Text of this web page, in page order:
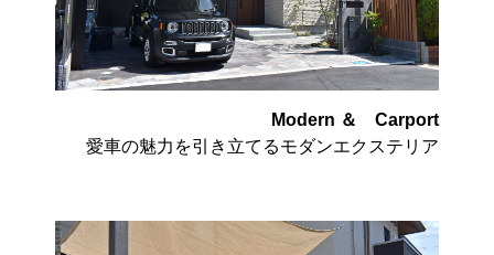
Modern ＆ Carport
愛車の魅力を引き立てるモダンエクステリア